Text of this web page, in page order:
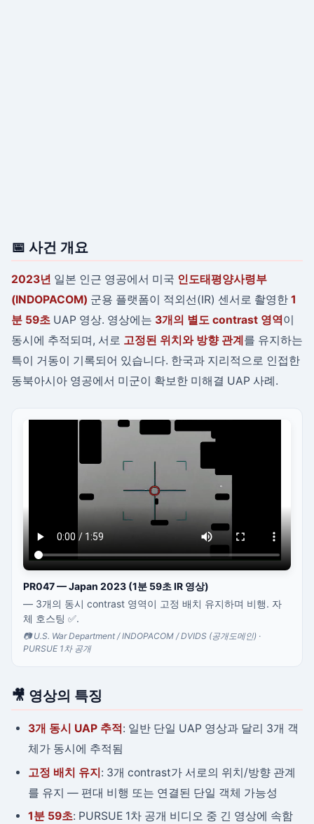
📅 사건 개요
2023년 일본 인근 영공에서 미국 인도태평양사령부
(INDOPACOM) 군용 플랫폼이 적외선(IR) 센서로 촬영한 1
분 59초 UAP 영상. 영상에는 3개의 별도 contrast 영역이
동시에 추적되며, 서로 고정된 위치와 방향 관계 를 유지하는
특이 거동이 기록되어 있습니다. 한국과 지리적으로 인접한
동북아시아 영공에서 미군이 확보한 미해결 UAP 사례.
PR047 — Japan 2023 (1분 59초 IR 영상)
— 3개의 동시 contrast 영역이 고정 배치 유지하며 비행. 자
체 호스팅 ✅.
📷 U.S. War Department / INDOPACOM / DVIDS (공개도메인) ·
PURSUE 1차 공개
🎥 영상의 특징
3개 동시 UAP 추적: 일반 단일 UAP 영상과 달리 3개 객
체가 동시에 추적됨
고정 배치 유지: 3개 contrast가 서로의 위치/방향 관계
를 유지 — 편대 비행 또는 연결된 단일 객체 가능성
1분 59초: PURSUE 1차 공개 비디오 중 긴 영상에 속함